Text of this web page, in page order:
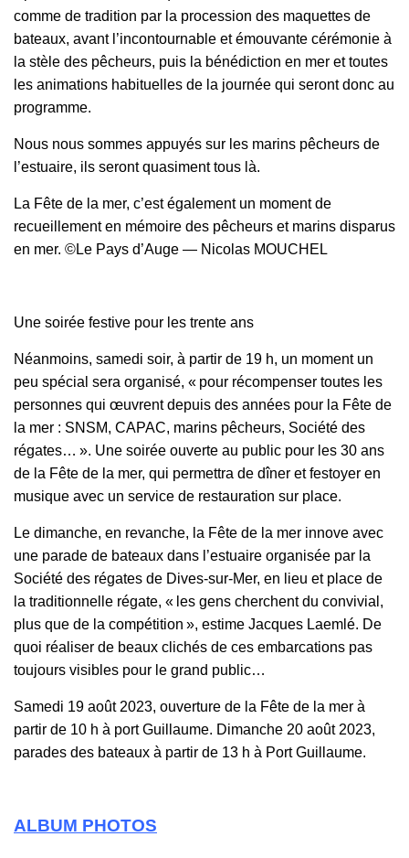
comme de tradition par la procession des maquettes de
bateaux, avant l’incontournable et émouvante cérémonie à
la stèle des pêcheurs, puis la bénédiction en mer et toutes
les animations habituelles de la journée qui seront donc au
programme.
Nous nous sommes appuyés sur les marins pêcheurs de
l’estuaire, ils seront quasiment tous là.
La Fête de la mer, c’est également un moment de
recueillement en mémoire des pêcheurs et marins disparus
en mer. ©Le Pays d’Auge — Nicolas MOUCHEL
Une soirée festive pour les trente ans
Néanmoins, samedi soir, à partir de 19 h, un moment un
peu spécial sera organisé, « pour récompenser toutes les
personnes qui œuvrent depuis des années pour la Fête de
la mer : SNSM, CAPAC, marins pêcheurs, Société des
régates… ». Une soirée ouverte au public pour les 30 ans
de la Fête de la mer, qui permettra de dîner et festoyer en
musique avec un service de restauration sur place.
Le dimanche, en revanche, la Fête de la mer innove avec
une parade de bateaux dans l’estuaire organisée par la
Société des régates de Dives-sur-Mer, en lieu et place de
la traditionnelle régate, « les gens cherchent du convivial,
plus que de la compétition », estime Jacques Laemlé. De
quoi réaliser de beaux clichés de ces embarcations pas
toujours visibles pour le grand public…
Samedi 19 août 2023, ouverture de la Fête de la mer à
partir de 10 h à port Guillaume. Dimanche 20 août 2023,
parades des bateaux à partir de 13 h à Port Guillaume.
ALBUM PHOTOS